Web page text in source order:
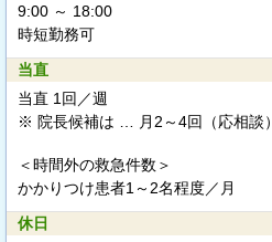
9:00 ～ 18:00
時短勤務可
当直
当直 1回／週
※ 院長候補は … 月2～4回（応相談）
＜時間外の救急件数＞
かかりつけ患者1～2名程度／月
休日